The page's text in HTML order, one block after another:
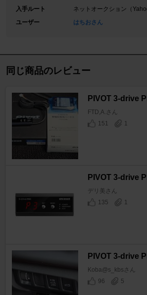
入手ルート
ネットオークション（
ユーザー
はちおさん
同じ商品のレビュー
PIVOT 3-drive
FTD,A.さん
151
1
PIVOT 3-drive
デリ美さん
135
1
PIVOT 3-drive
Koba@s_kbsさん
96
5